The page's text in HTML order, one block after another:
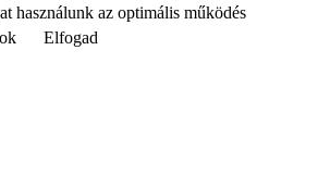
használunk az optimális működés
Elfogad